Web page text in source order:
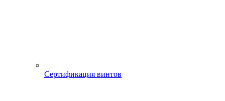
Сертификация винтов